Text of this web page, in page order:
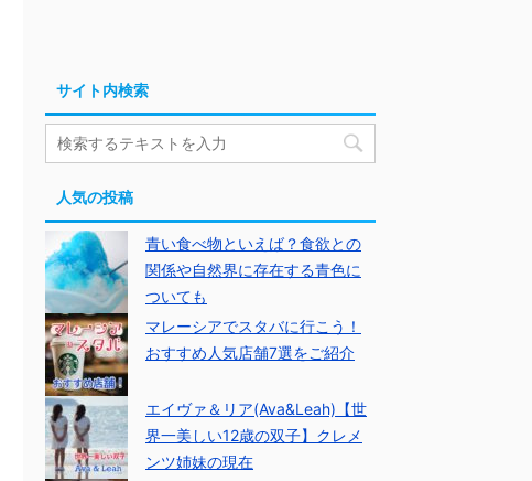
サイト内検索
人気の投稿
青い食べ物といえば？食欲との
関係や自然界に存在する青色に
ついても
マレーシアでスタバに行こう！
おすすめ人気店舗7選をご紹介
エイヴァ＆リア(Ava&Leah)【世
界一美しい12歳の双子】クレメ
ンツ姉妹の現在